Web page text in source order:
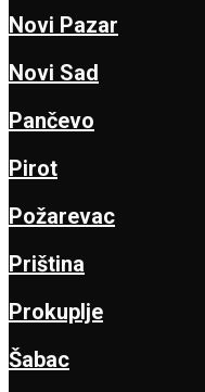
Novi Pazar
Novi Sad
Pančevo
Pirot
Požarevac
Priština
Prokuplje
Šabac